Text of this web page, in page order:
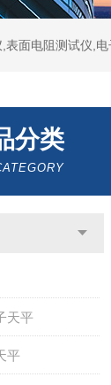
表面电阻测试仪,
分类
天平
平